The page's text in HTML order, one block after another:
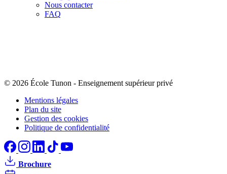
Nous contacter
FAQ
© 2026 École Tunon - Enseignement supérieur privé
Mentions légales
Plan du site
Gestion des cookies
Politique de confidentialité
Brochure